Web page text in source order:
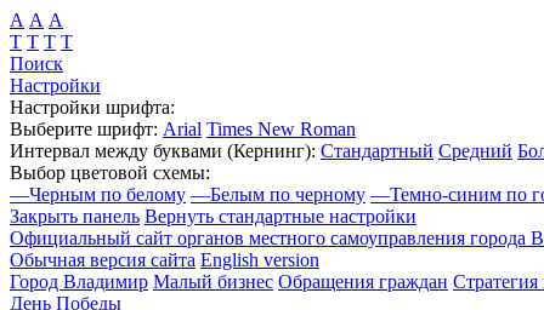
А А А
Т Т Т Т
Поиск
Настройки
Настройки шрифта:
Выберите шрифт: Arial Times New Roman
Интервал между буквами (Кернинг): Стандартный Средний
Выбор цветовой схемы:
—Черным по белому —Белым по черному —Темно-синим по
Закрыть панель Вернуть стандартные настройки
Официальный сайт органов местного самоуправления города
Обычная версия сайта English version
Город Владимир Малый бизнес Обращения граждан Стратегия
День Победы